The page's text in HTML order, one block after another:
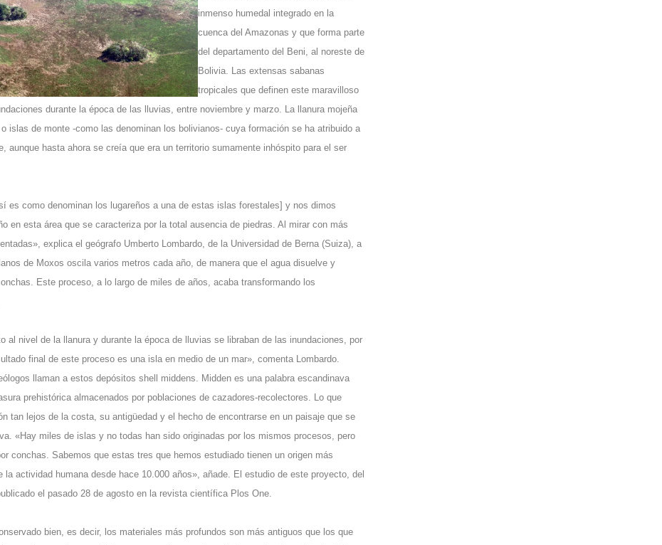
inmenso humedal integrado en la
cuenca del Amazonas y que forma parte
del departamento del Beni, al noreste de
Bolivia. Las extensas sabanas
tropicales que definen este maravilloso
durante la época de las lluvias, entre noviembre y marzo. La llanura mojeña
islas de monte -como las denominan los bolivianos- cuya formación se ha atribuido a
aunque hasta ahora se creía que era un territorio sumamente inhóspito para el ser
es como denominan los lugareños a una de estas islas forestales] y nos dimos
en esta área que se caracteriza por la total ausencia de piedras. Al mirar con más
explica el geógrafo Umberto Lombardo, de la Universidad de Berna (Suiza), a
de Moxos oscila varios metros cada año, de manera que el agua disuelve y
Este proceso, a lo largo de miles de años, acaba transformando los
al nivel de la llanura y durante la época de lluvias se libraban de las inundaciones, por
final de este proceso es una isla en medio de un mar», comenta Lombardo.
llaman a estos depósitos shell middens. Midden es una palabra escandinava
prehistórica almacenados por poblaciones de cazadores-recolectores. Lo que
tan lejos de la costa, su antigüedad y el hecho de encontrarse en un paisaje que se
«Hay miles de islas y no todas han sido originadas por los mismos procesos, pero
conchas. Sabemos que estas tres que hemos estudiado tienen un origen más
actividad humana desde hace 10.000 años», añade. El estudio de este proyecto, del
el pasado 28 de agosto en la revista científica Plos One.
bien, es decir, los materiales más profundos son más antiguos que los que